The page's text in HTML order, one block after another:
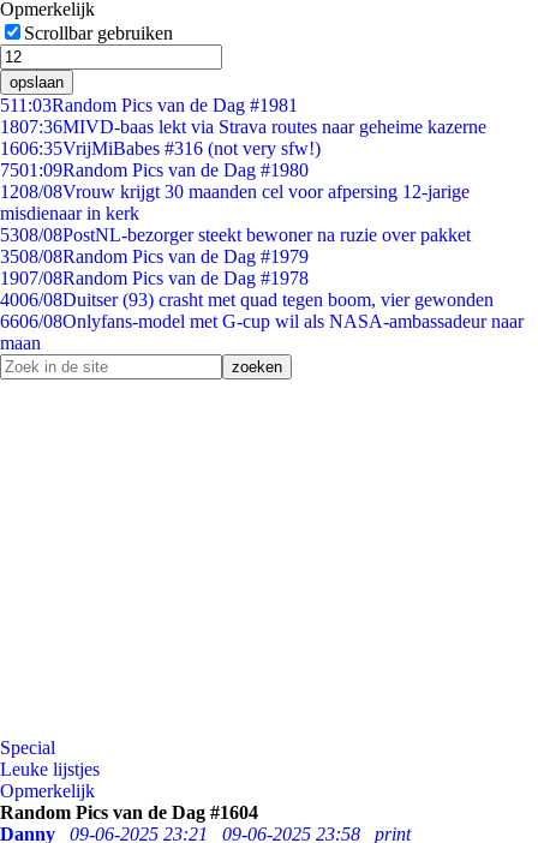
Opmerkelijk
Scrollbar gebruiken
opslaan
511:03Random Pics van de Dag #1981
1807:36MIVD-baas lekt via Strava routes naar geheime kazerne
1606:35VrijMiBabes #316 (not very sfw!)
7501:09Random Pics van de Dag #1980
1208/08Vrouw krijgt 30 maanden cel voor afpersing 12-jarige
misdienaar in kerk
5308/08PostNL-bezorger steekt bewoner na ruzie over pakket
3508/08Random Pics van de Dag #1979
1907/08Random Pics van de Dag #1978
4006/08Duitser (93) crasht met quad tegen boom, vier gewonden
6606/08Onlyfans-model met G-cup wil als NASA-ambassadeur naar
maan
Special
Leuke lijstjes
Opmerkelijk
Random Pics van de Dag #1604
Danny
09-06-2025 23:21 09-06-2025 23:58
print